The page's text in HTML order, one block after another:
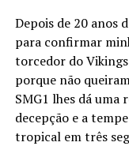
Depois de 20 anos
para confirmar
torcedor do
porque não
SMG1 lhes dá uma
decepção e a
tropical em três